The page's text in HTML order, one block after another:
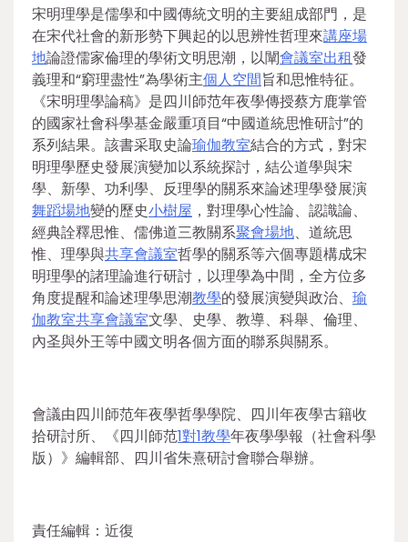
宋明理學是儒學和中國傳統文明的主要組成部門，是
在宋代社會的新形勢下興起的以思辨性哲理來講座場
地論證儒家倫理的學術文明思潮，以闡會議室出租發
義理和“窮理盡性”為學術主個人空間旨和思惟特征。
《宋明理學論稿》是四川師范年夜學傳授蔡方鹿掌管
的國家社會科學基金嚴重項目“中國道統思惟研討”的
系列結果。該書采取史論瑜伽教室結合的方式，對宋
明理學歷史發展演變加以系統探討，結公道學與宋
學、新學、功利學、反理學的關系來論述理學發展演
舞蹈場地變的歷史小樹屋 ，對理學心性論、認識論、
經典詮釋思惟、儒佛道三教關系聚會場地、道統思
惟、理學與共享會議室哲學的關系等六個專題構成宋
明理學的諸理論進行研討，以理學為中間，全方位多
角度提醒和論述理學思潮教學的發展演變與政治、 瑜
伽教室共享會議室文學、史學、教導、科舉、倫理、
內圣與外王等中國文明各個方面的聯系與關系。
會議由四川師范年夜學哲學學院、四川年夜學古籍收
拾研討所、《四川師范1對1教學年夜學學報（社會科學
版）》編輯部、四川省朱熹研討會聯合舉辦。
責任編輯：近復